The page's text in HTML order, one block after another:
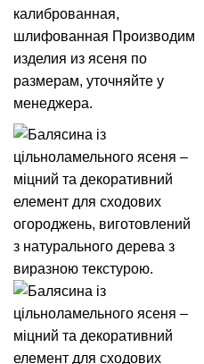
калиброванная,
шлифованная Производим
изделия из ясеня по
размерам, уточняйте у
менеджера.